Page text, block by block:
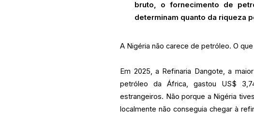
bruto, o fornecimento de
determinam quanto da riqueza
A Nigéria não carece de petróleo. O
Em 2025, a Refinaria Dangote, a
petróleo da África, gastou US$
estrangeiros. Não porque a Nigéria
localmente não conseguia chegar à